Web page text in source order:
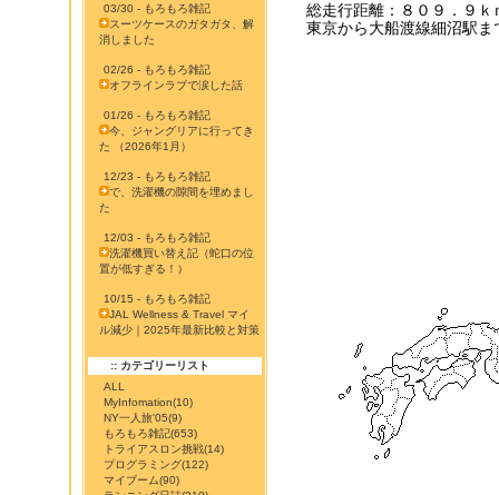
03/30 - もろもろ雑記
スーツケースのガタガタ、解
消しました
02/26 - もろもろ雑記
オフラインラブで涙した話
01/26 - もろもろ雑記
今、ジャングリアに行ってき
た （2026年1月）
12/23 - もろもろ雑記
で、洗濯機の隙間を埋めまし
た
12/03 - もろもろ雑記
洗濯機買い替え記（蛇口の位
置が低すぎる！）
10/15 - もろもろ雑記
JAL Wellness & Travel マイ
ル減少｜2025年最新比較と対策
:: カテゴリーリスト
ALL
MyInfomation(10)
NY一人旅'05(9)
もろもろ雑記(653)
トライアスロン挑戦(14)
プログラミング(122)
マイブーム(90)
総走行距離：８０９．９ｋ
東京から大船渡線細沼駅ま